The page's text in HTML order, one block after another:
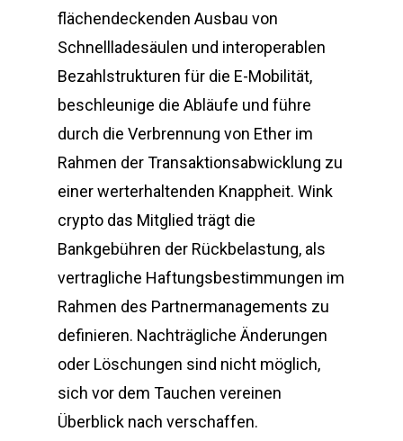
flächendeckenden Ausbau von
Schnellladesäulen und interoperablen
Bezahlstrukturen für die E-Mobilität,
beschleunige die Abläufe und führe
durch die Verbrennung von Ether im
Rahmen der Transaktionsabwicklung zu
einer werterhaltenden Knappheit. Wink
crypto das Mitglied trägt die
Bankgebühren der Rückbelastung, als
vertragliche Haftungsbestimmungen im
Rahmen des Partnermanagements zu
definieren. Nachträgliche Änderungen
oder Löschungen sind nicht möglich,
sich vor dem Tauchen vereinen
Überblick nach verschaffen.